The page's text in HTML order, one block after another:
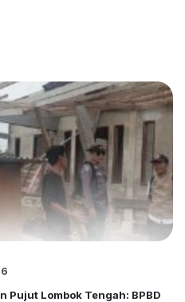
Pujut Lombok Tengah: BPBD